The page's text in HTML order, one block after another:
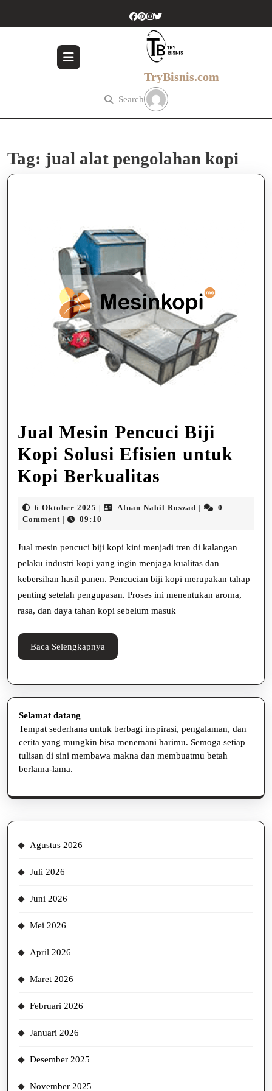
TryBisnis.com
Search
Tag: jual alat pengolahan kopi
Jual Mesin Pencuci Biji
Kopi Solusi Efisien untuk
Kopi Berkualitas
Pencuci
Biji
Kopi
Solusi
Efisien
6 Oktober 2025 6
Oktober
Afnan Nabil Roszad Afnan0
Comment
09:10
Jual mesin pencuci biji kopi kini menjadi tren di kalangan
pelaku industri kopi yang ingin menjaga kualitas dan
kebersihan hasil panen. Pencucian biji kopi merupakan tahap
penting setelah pengupasan. Proses ini menentukan aroma,
rasa, dan daya tahan kopi sebelum masuk
Baca Selengkapnya
Selengkapnya
Selamat datang
Tempat sederhana untuk berbagi inspirasi, pengalaman, dan
cerita yang mungkin bisa menemani harimu. Semoga setiap
tulisan di sini membawa makna dan membuatmu betah
berlama-lama.
Agustus 2026
Juli 2026
Juni 2026
Mei 2026
April 2026
Maret 2026
Februari 2026
Januari 2026
Desember 2025
November 2025